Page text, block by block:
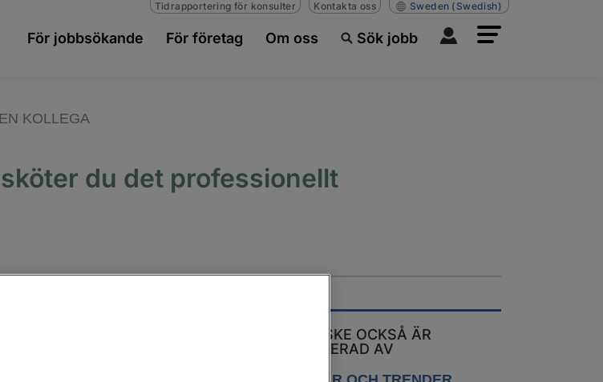
För jobbsökande För företag Om oss Sök jobb
Tidrapportering för konsulter Kontakta oss Sweden (Swedish)
KOLLEGA
du det professionellt
men det är viktigt att kunna
majoriteten av vår vakna
möter kärleken där.
DU KANSKE OCKSÅ ÄR
INTRESSERAD AV